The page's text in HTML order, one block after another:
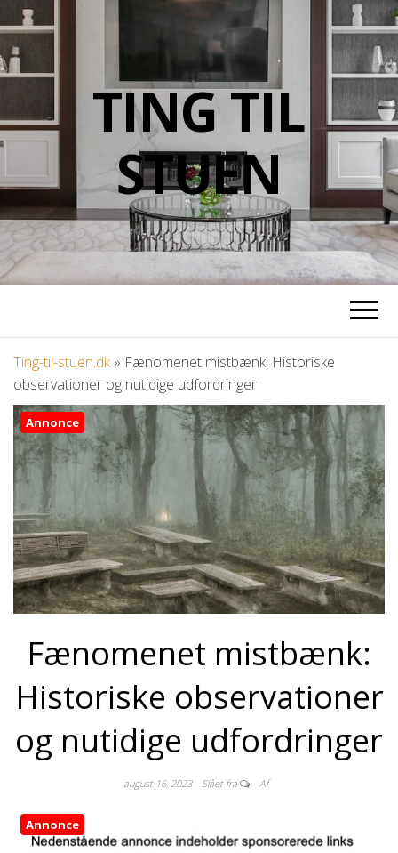
TING TIL
STUEN
Ting-til-stuen.dk» Fænomenet mistbænk: Historiske
observationer og nutidige udfordringer
Annonce
Fænomenet mistbænk:
Historiske observationer
og nutidige udfordringer
august 16, 2023 Slået fra Af
Annonce